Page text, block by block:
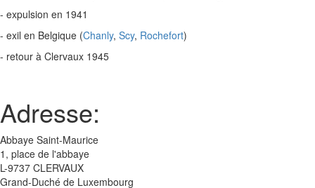
- expulsion en 1941
- exil en Belgique (Chanly, Scy, Rochefort)
- retour à Clervaux 1945
Adresse:
Abbaye Saint-Maurice
1, place de l'abbaye
L-9737 CLERVAUX
Grand-Duché de Luxembourg